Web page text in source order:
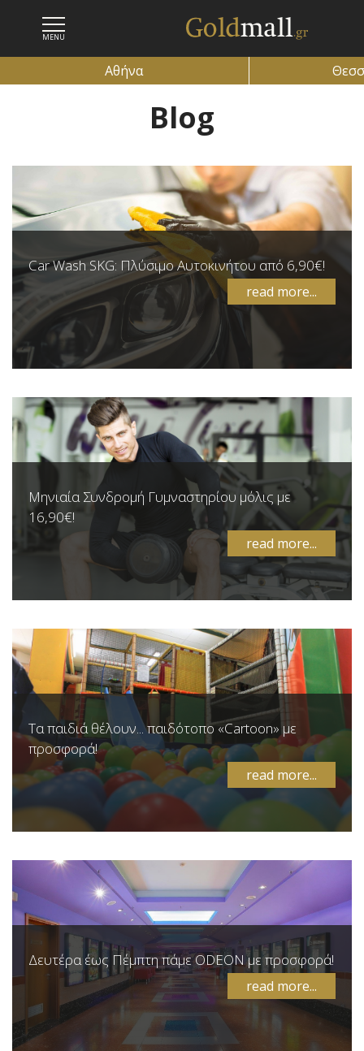
MENU
Αθήνα
Blog
Car Wash SKG: Πλύσιμο Αυτοκινήτου από 6,90€!
read more...
Μηνιαία Συνδρομή Γυμναστηρίου μόλις με
16,90€!
read more...
Τα παιδιά θέλουν... παιδότοπο «Cartoon» με
προσφορά!
read more...
Δευτέρα έως Πέμπτη πάμε ODEON με προσφορά!
read more...